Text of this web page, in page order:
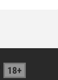
18+